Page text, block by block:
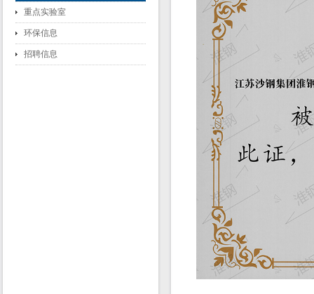
重点实验室
环保信息
招聘信息